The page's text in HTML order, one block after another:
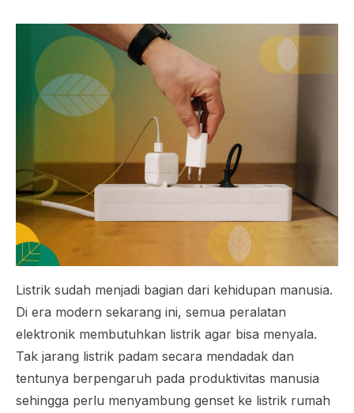
Listrik sudah menjadi bagian dari kehidupan manusia.
Di era modern sekarang ini, semua peralatan
elektronik membutuhkan listrik agar bisa menyala.
Tak jarang listrik padam secara mendadak dan
tentunya berpengaruh pada produktivitas manusia
sehingga perlu menyambung genset ke listrik rumah